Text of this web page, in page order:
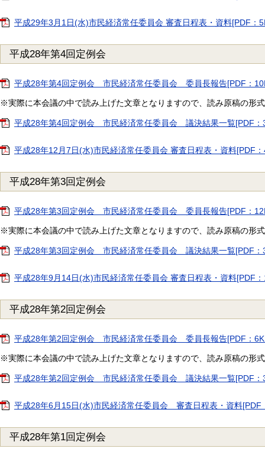
平成29年3月1日(水)市民経済常任委員会 審査日程表・資料[PDF：
平成28年第4回定例会
平成28年第4回定例会 市民経済常任委員会 委員長報告[PDF：
※実際に本会議の中で読み上げた文章となりますので、読み原稿の形
平成28年第4回定例会 市民経済常任委員会 議決結果一覧[PDF：
平成28年12月7日(水)市民経済常任委員会 審査日程表・資料[PDF
平成28年第3回定例会
平成28年第3回定例会 市民経済常任委員会 委員長報告[PDF：
※実際に本会議の中で読み上げた文章となりますので、読み原稿の形
平成28年第3回定例会 市民経済常任委員会 議決結果一覧[PDF：
平成28年9月14日(水)市民経済常任委員会 審査日程表・資料[PDF
平成28年第2回定例会
平成28年第2回定例会 市民経済常任委員会 委員長報告[PDF：
※実際に本会議の中で読み上げた文章となりますので、読み原稿の形
平成28年第2回定例会 市民経済常任委員会 議決結果一覧[PDF：
平成28年6月15日(水)市民経済常任委員会 審査日程表・資料[PDF
平成28年第1回定例会